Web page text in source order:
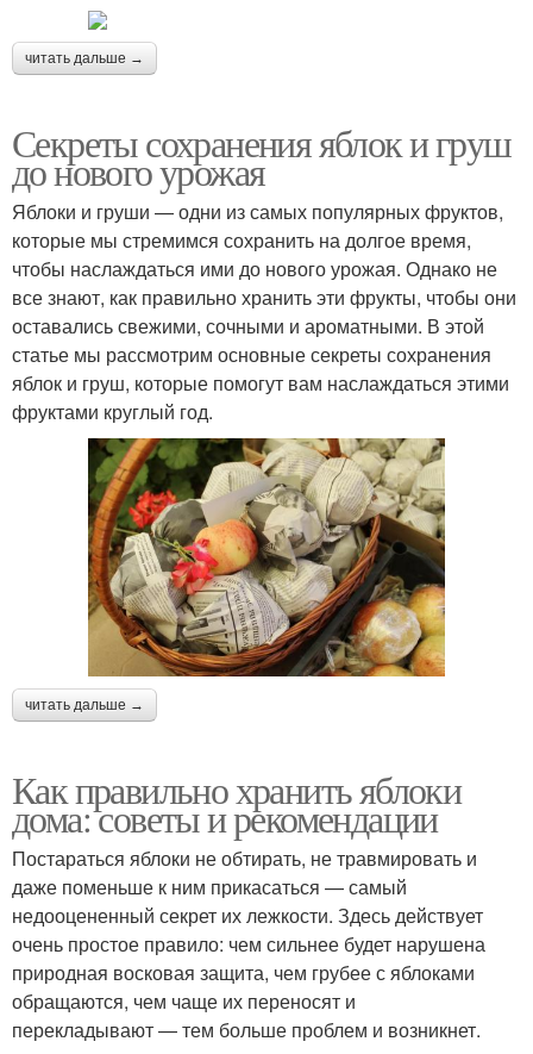
читать дальше →
Секреты сохранения яблок и груш
до нового урожая
Яблоки и груши — одни из самых популярных фруктов,
которые мы стремимся сохранить на долгое время,
чтобы наслаждаться ими до нового урожая. Однако не
все знают, как правильно хранить эти фрукты, чтобы они
оставались свежими, сочными и ароматными. В этой
статье мы рассмотрим основные секреты сохранения
яблок и груш, которые помогут вам наслаждаться этими
фруктами круглый год.
читать дальше →
Как правильно хранить яблоки
дома: советы и рекомендации
Постараться яблоки не обтирать, не травмировать и
даже поменьше к ним прикасаться — самый
недооцененный секрет их лежкости. Здесь действует
очень простое правило: чем сильнее будет нарушена
природная восковая защита, чем грубее с яблоками
обращаются, чем чаще их переносят и
перекладывают — тем больше проблем и возникнет.